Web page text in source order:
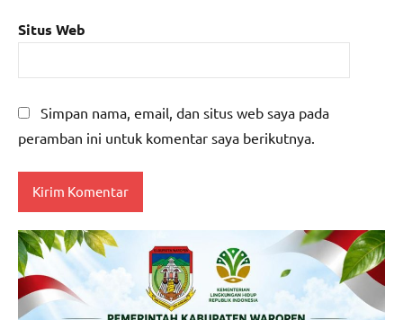
Situs Web
Simpan nama, email, dan situs web saya pada
peramban ini untuk komentar saya berikutnya.